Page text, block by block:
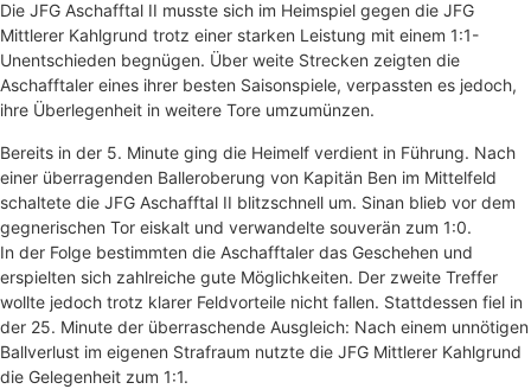
Die JFG Aschafftal II musste sich im Heimspiel gegen die JFG
Mittlerer Kahlgrund trotz einer starken Leistung mit einem 1:1-
Unentschieden begnügen. Über weite Strecken zeigten die
Aschafftaler eines ihrer besten Saisonspiele, verpassten es jedoch,
ihre Überlegenheit in weitere Tore umzumünzen.
Bereits in der 5. Minute ging die Heimelf verdient in Führung. Nach
einer überragenden Balleroberung von Kapitän Ben im Mittelfeld
schaltete die JFG Aschafftal II blitzschnell um. Sinan blieb vor dem
gegnerischen Tor eiskalt und verwandelte souverän zum 1:0.
In der Folge bestimmten die Aschafftaler das Geschehen und
erspielten sich zahlreiche gute Möglichkeiten. Der zweite Treffer
wollte jedoch trotz klarer Feldvorteile nicht fallen. Stattdessen fiel in
der 25. Minute der überraschende Ausgleich: Nach einem unnötigen
Ballverlust im eigenen Strafraum nutzte die JFG Mittlerer Kahlgrund
die Gelegenheit zum 1:1.